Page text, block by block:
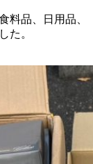
料品、日用品、
た。